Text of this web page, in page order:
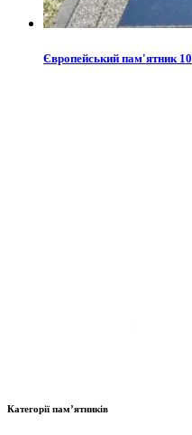
Європейський пам'ятник 10
Категорії пам’ятників